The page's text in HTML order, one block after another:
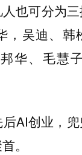
也可分为
，吴迪、韩
华、毛慧
AI创业，
。